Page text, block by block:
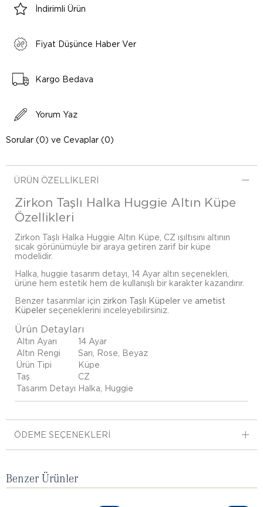
İndirimli Ürün
Fiyat Düşünce Haber Ver
Kargo Bedava
Yorum Yaz
Sorular (0) ve Cevaplar (0)
ÜRÜN ÖZELLIKLERI
Zirkon Taşlı Halka Huggie Altın Küpe
Özellikleri
Zirkon Taşlı Halka Huggie Altın Küpe, CZ ışıltısını altının
sıcak görünümüyle bir araya getiren zarif bir küpe
modelidir.
Halka, huggie tasarım detayı, 14 Ayar altın seçenekleri,
ürüne hem estetik hem de kullanışlı bir karakter kazandırır.
Benzer tasarımlar için zirkon Taşlı Küpeler ve ametist
Küpeler seçeneklerini inceleyebilirsiniz.
Ürün Detayları
Altın Ayarı
14 Ayar
Altın Rengi
Sarı, Rose, Beyaz
Ürün Tipi
Küpe
Taş
CZ
Tasarım Detayı Halka, Huggie
ÖDEME SEÇENEKLERI
Benzer Ürünler